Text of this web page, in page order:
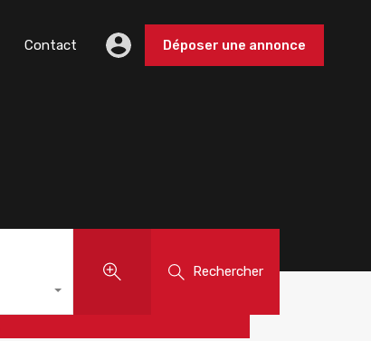
Contact Déposer une annonce
Rechercher